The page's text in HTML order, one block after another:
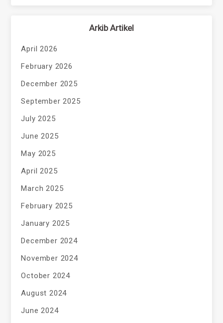
Arkib Artikel
April 2026
February 2026
December 2025
September 2025
July 2025
June 2025
May 2025
April 2025
March 2025
February 2025
January 2025
December 2024
November 2024
October 2024
August 2024
June 2024